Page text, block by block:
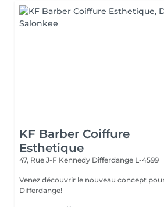
KF Barber Coiffure
Esthetique
47, Rue J-F Kennedy Differdange L-4599
Venez découvrir le nouveau concept
Differdange!